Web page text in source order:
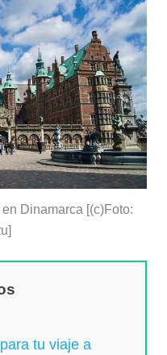
Dinamarca [(c)Foto:
tu viaje a